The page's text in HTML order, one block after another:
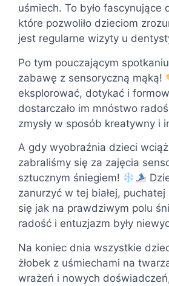
uśmiech. To było fascynujące
które pozwoliło dzieciom
jest regularne wizyty u
Po tym pouczającym
zabawę z sensoryczną mąką!
eksplorować, dotykać i
dostarczało im mnóstwo
zmysły w sposób kreatywny i
A gdy wyobraźnia dzieci wciąż
zabraliśmy się za zajęcia
sztucznym śniegiem!
zanurzyć w tej białej,
się jak na prawdziwym polu
radość i entuzjazm były
Na koniec dnia wszystkie
żłobek z uśmiechami na
wrażeń i nowych